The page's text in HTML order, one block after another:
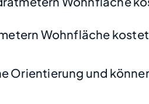
Wohnfläche
Orientierung und